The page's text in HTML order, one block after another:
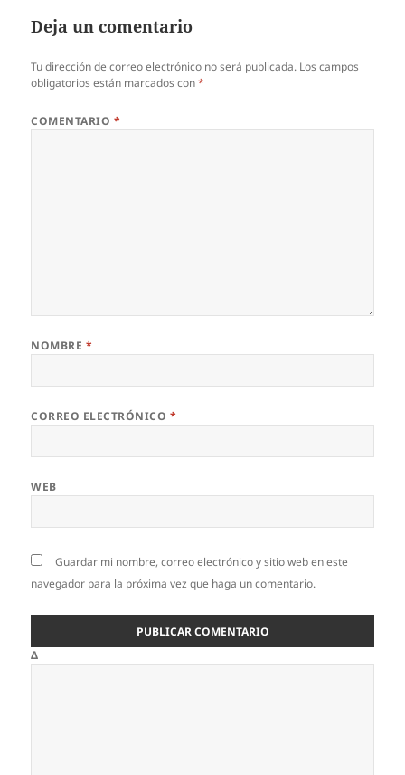
Deja un comentario
Tu dirección de correo electrónico no será publicada. Los campos
obligatorios están marcados con*
COMENTARIO *
NOMBRE *
CORREO ELECTRÓNICO *
WEB
Guardar mi nombre, correo electrónico y sitio web en este
navegador para la próxima vez que haga un comentario.
Δ